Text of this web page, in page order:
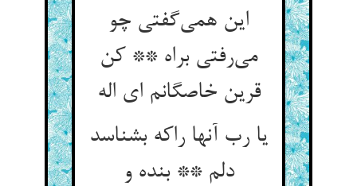
این همی‌گفتی چو
می‌رفتی براه ** کن
قرین خاصگانم ای اله
یا رب آنها راکه بشناسد
دلم ** بنده و